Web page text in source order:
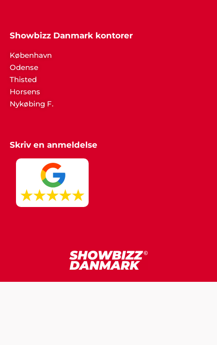
Showbizz Danmark kontorer
København
Odense
Thisted
Horsens
Nykøbing F.
Skriv en anmeldelse